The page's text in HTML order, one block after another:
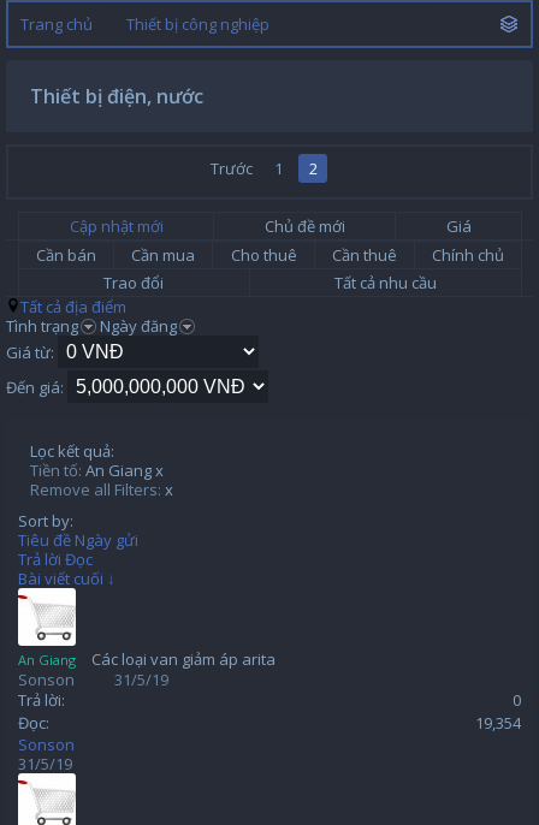
Trang chủ Thiết bị công nghiệp
Thiết bị điện, nước
Trước 1 2
Cập nhật mới Chủ đề mới
Giá
Cần bán
Cần mua Cho thuê Cần thuê
Chính chủ
Trao đổi
Tất cả nhu cầu
Tất cả địa điểm
Tình trạng
Ngày đăng
Giá từ:
Đến giá:
Lọc kết quả:
Tiền tố: An Giangx
Remove all Filters: x
Sort by:
Tiêu đề Ngày gửi
Trả lời Đọc
Bài viết cuối ↓
An Giang
Các loại van giảm áp arita
Sonson
31/5/19
Trả lời:
0
Đọc:
19,354
Sonson
31/5/19